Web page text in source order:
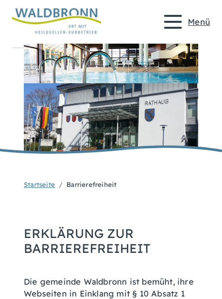
Menü
Startseite Barrierefreiheit
ERKLÄRUNG ZUR
BARRIEREFREIHEIT
Die gemeinde Waldbronn ist bemüht, ihre
Webseiten in Einklang mit § 10 Absatz 1